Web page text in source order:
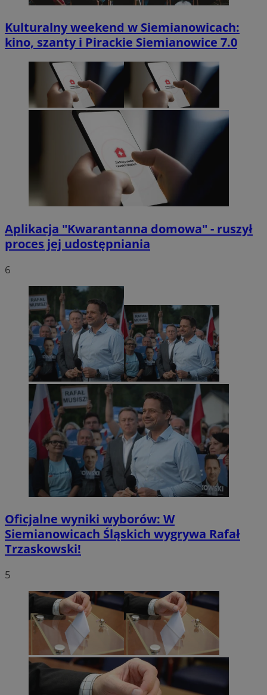
Kulturalny weekend w Siemianowicach:
kino, szanty i Pirackie Siemianowice 7.0
Aplikacja "Kwarantanna domowa" - ruszył
proces jej udostępniania
6
Oficjalne wyniki wyborów: W
Siemianowicach Śląskich wygrywa Rafał
Trzaskowski!
5